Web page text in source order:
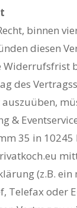
binnen
diesen
Widerrufsfrist
des
&
35 in 10245
(z.B. ein
Telefax oder